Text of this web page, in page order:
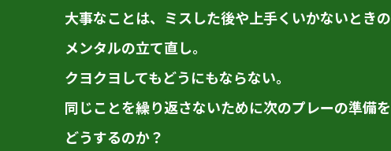
大事なことは、ミスした後や上手くいかないときの
メンタルの立て直し。
クヨクヨしてもどうにもならない。
同じことを繰り返さないために次のプレーの準備を
どうするのか？